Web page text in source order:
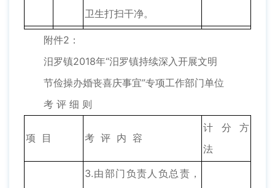
卫生打扫干净。
附件2：
汨罗镇2018年“汨罗镇持续深入开展文明
节俭操办婚丧喜庆事宜”专项工作部门单位
考 评 细 则
项 目 考 评 内 容
计 分 方
法
3.由部门负责人负总责，